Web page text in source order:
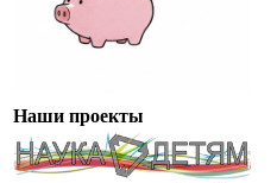
Наши проекты